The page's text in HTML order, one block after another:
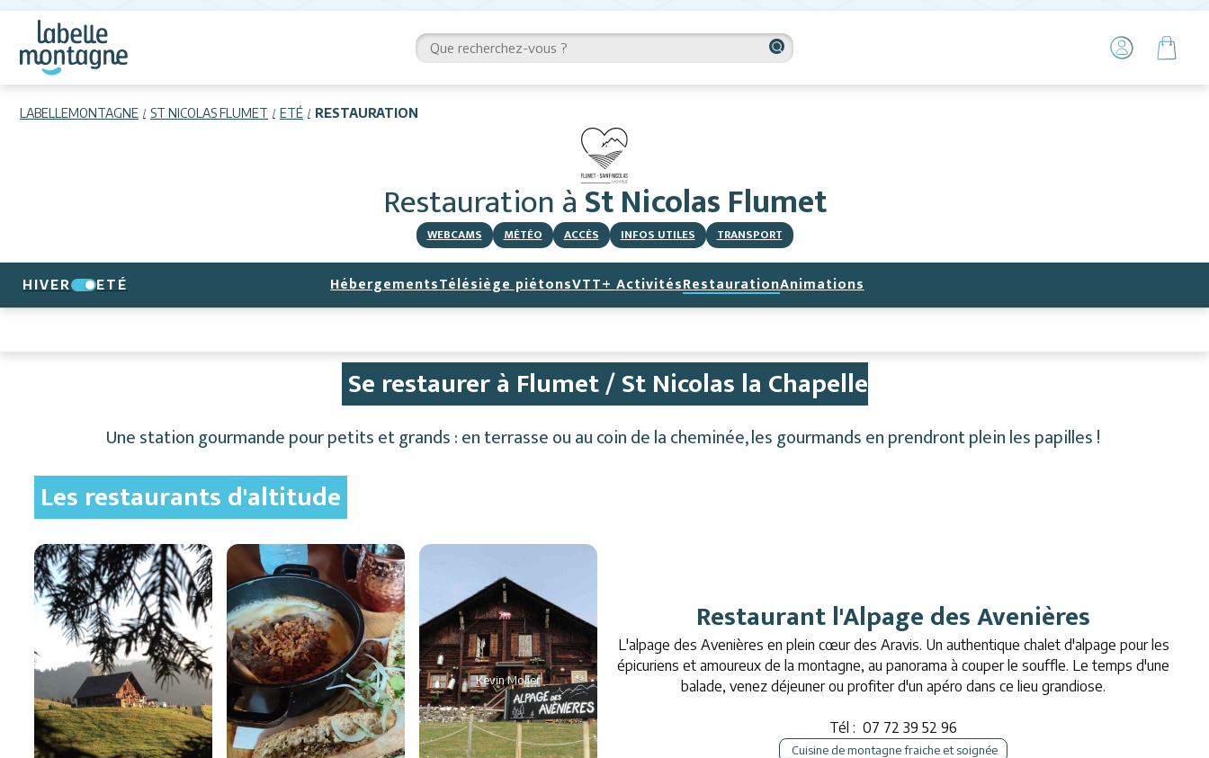
LABELLEMONTAGNE ST NICOLAS FLUMET ETÉ RESTAURATION
RestaurationàSt Nicolas Flumet
WEBCAMS MÉTÉO ACCÈS INFOS UTILES TRANSPORT
HIVER ETÉ HébergementsTélésiège piétonsVTT+ ActivitésRestaurationAnimations
Se restaurer à Flumet / St Nicolas la Chapelle
Une station gourmande pour petits et grands : en terrasse ou au coin de la cheminée, les gourmands en prendront plein les papilles !
Les restaurants d'altitude
Kevin Molier
Restaurant l'Alpage des Avenières
L'alpage des Avenières en plein cœur des Aravis. Un authentique chalet d'alpage pour les
épicuriens et amoureux de la montagne, au panorama à couper le souffle. Le temps d'une
balade, venez déjeuner ou profiter d'un apéro dans ce lieu grandiose.
Tél : 07 72 39 52 96
Cuisine de montagne fraiche et soignée